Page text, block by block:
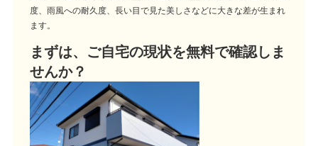
度、雨風への耐久度、長い目で見た美しさなどに大きな差が生まれ
ます。
まずは、ご自宅の現状を無料で確認しま
せんか？